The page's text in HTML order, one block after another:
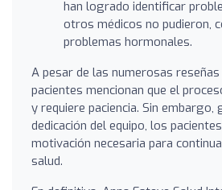
han logrado identificar
otros médicos no pudieron,
problemas hormonales.
A pesar de las numerosas
pacientes mencionan que el
y requiere paciencia. Sin embargo,
dedicación del equipo, los
motivación necesaria para
salud.